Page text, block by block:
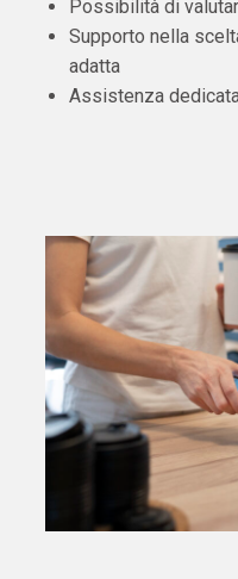
Possibilità di
Supporto nella
adatta
Assistenza